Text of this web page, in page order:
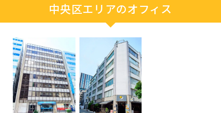
中央区エリアのオフィス